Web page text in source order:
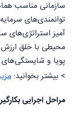
سازمانی مناسب
توانمندی‌های
آمیز استراتژی‌های
محیطی با خلق
پویا و شایستگی‌های
> بیشتر بخوانید:
مراحل اجرایی